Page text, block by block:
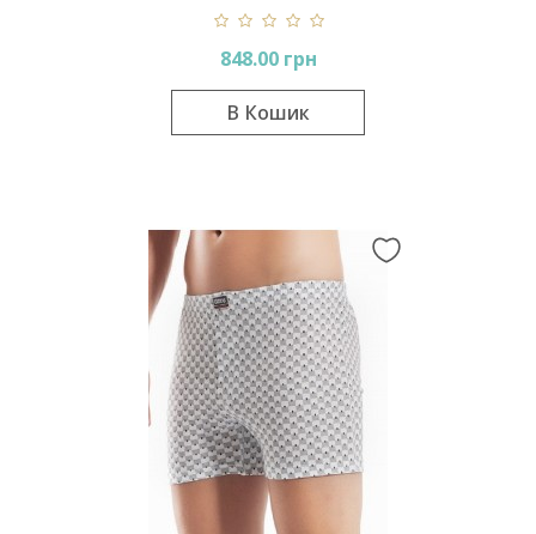
848.00 грн
В Кошик